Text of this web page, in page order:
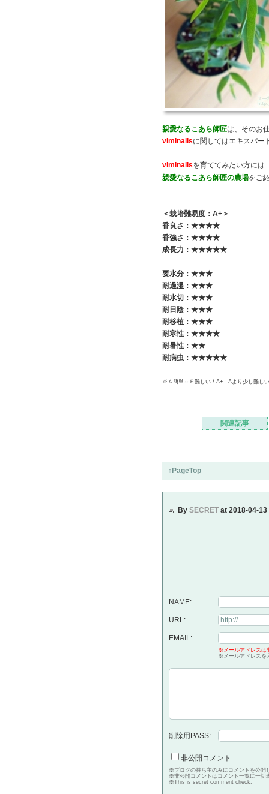
親愛なるこあら師匠は、そのお
viminalisに関してはエキスパー
viminalisを育ててみたい方には
親愛なるこあら師匠の農場をご
------------------------------
＜栽培難易度：A+＞
香良さ：★★★★
香強さ：★★★★
成長力：★★★★★
要水分：★★★
耐過湿：★★★
耐水切：★★★
耐日陰：★★★
耐移植：★★★
耐寒性：★★★★
耐暑性：★★
耐病虫：★★★★★
------------------------------
※Ａ簡単～Ｅ難しい / A+...Aより少し難しい
関連記事
↑PageTop
By SECRET at 2018-04-
NAME:
URL:
EMAIL:
※メールアドレスは
※メールアドレスを
削除用PASS:
非公開コメント
※ブログの持ち主のみにコメントを公開
※非公開コメントはコメント一覧に一切
※This is secret comment check.